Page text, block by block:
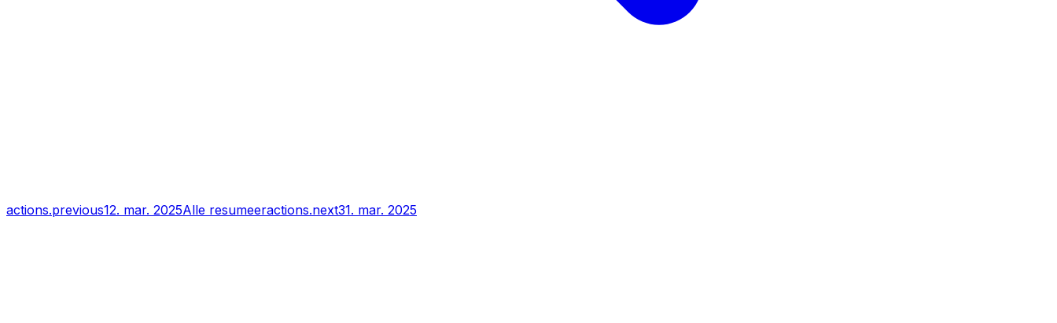
actions.previous12. mar. 2025Alle resumeeractions.next31. mar. 2025